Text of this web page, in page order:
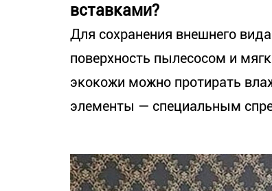
вставками?
Для сохранения внешнего
поверхность пылесосом и
экокожи можно протирать
элементы — специальным